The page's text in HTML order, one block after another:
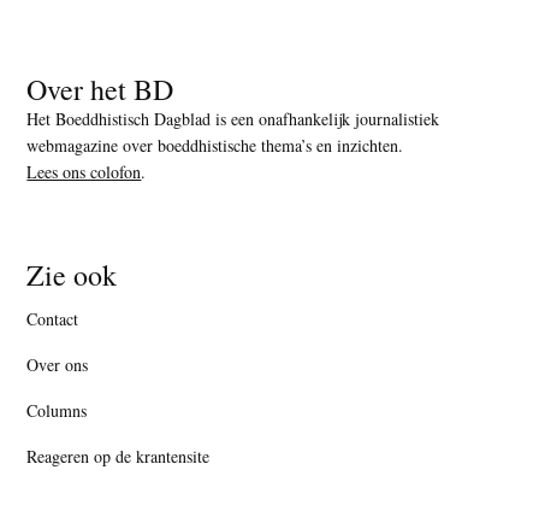
Over het BD
Het Boeddhistisch Dagblad is een onafhankelijk journalistiek
webmagazine over boeddhistische thema’s en inzichten.
Lees ons colofon.
Zie ook
Contact
Over ons
Columns
Reageren op de krantensite